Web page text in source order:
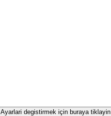
Ayarlari degistirmek için buraya tiklayin